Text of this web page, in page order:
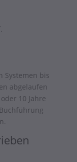
Systemen bis
abgelaufen
10 Jahre